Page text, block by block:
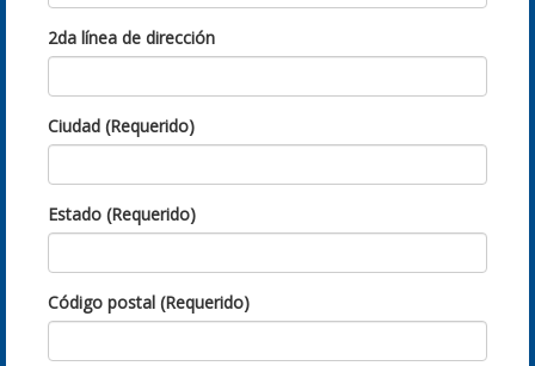
2da línea de dirección
Ciudad (Requerido)
Estado (Requerido)
Código postal (Requerido)